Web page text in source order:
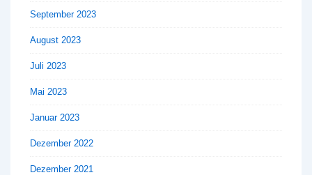
September 2023
August 2023
Juli 2023
Mai 2023
Januar 2023
Dezember 2022
Dezember 2021